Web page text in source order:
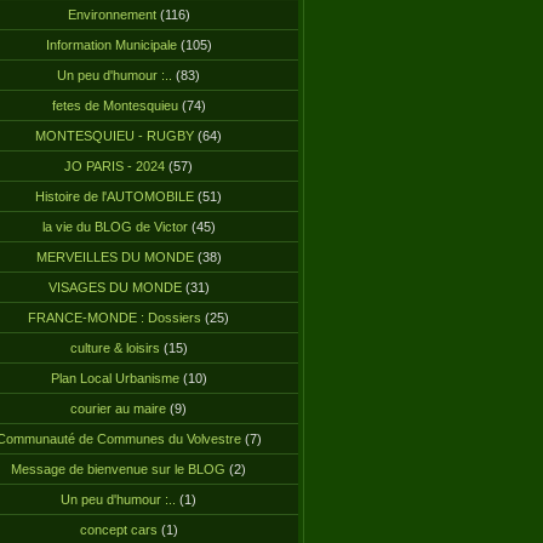
Environnement(116)
Information Municipale(105)
Un peu d'humour :.. (83)
fetes de Montesquieu(74)
MONTESQUIEU - RUGBY (64)
JO PARIS - 2024 (57)
Histoire de l'AUTOMOBILE (51)
la vie du BLOG de Victor(45)
MERVEILLES DU MONDE(38)
VISAGES DU MONDE(31)
FRANCE-MONDE : Dossiers (25)
culture & loisirs (15)
Plan Local Urbanisme(10)
courier au maire (9)
de Communes du Volvestre(7)
Message de bienvenue sur le BLOG (2)
Un peu d'humour :.. (1)
concept cars (1)